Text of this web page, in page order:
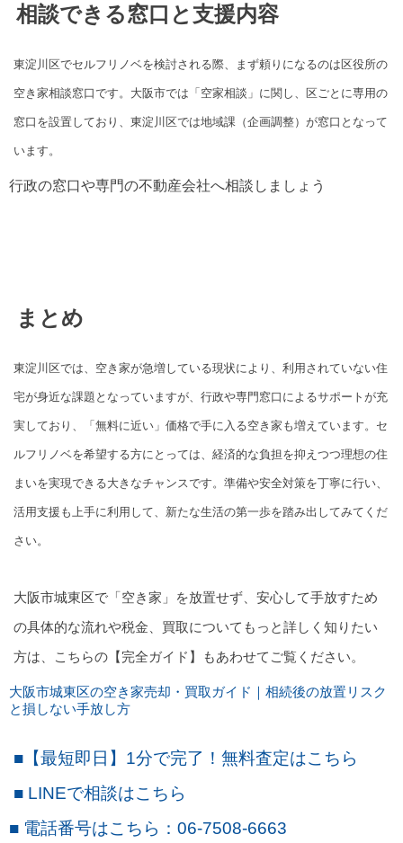
相談できる窓口と支援内容
東淀川区でセルフリノベを検討される際、まず頼りになるのは区役所の
空き家相談窓口です。大阪市では「空家相談」に関し、区ごとに専用の
窓口を設置しており、東淀川区では地域課（企画調整）が窓口となって
います。
行政の窓口や専門の不動産会社へ相談しましょう
まとめ
東淀川区では、空き家が急増している現状により、利用されていない住
宅が身近な課題となっていますが、行政や専門窓口によるサポートが充
実しており、「無料に近い」価格で手に入る空き家も増えています。セ
ルフリノベを希望する方にとっては、経済的な負担を抑えつつ理想の住
まいを実現できる大きなチャンスです。準備や安全対策を丁寧に行い、
活用支援も上手に利用して、新たな生活の第一歩を踏み出してみてくだ
さい。
大阪市城東区で「空き家」を放置せず、安心して手放すため
の具体的な流れや税金、買取についてもっと詳しく知りたい
方は、こちらの【完全ガイド】もあわせてご覧ください。
大阪市城東区の空き家売却・買取ガイド｜相続後の放置リスク
と損しない手放し方
■ 【最短即日】1分で完了！無料査定はこちら
■ LINEで相談はこちら
■ 電話番号はこちら ：06-7508-6663